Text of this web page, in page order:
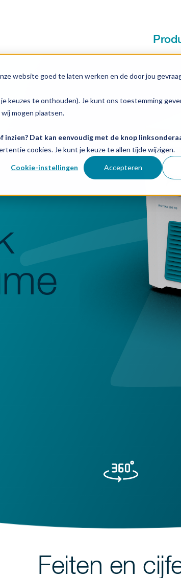
website goed te laten werken en de door jou
keuzes te onthouden). Je kunt ons toestemming
mogen plaatsen.
Dat kan eenvoudig met de knop
cookies. Je kunt je keuze te allen tijde wijzigen.
Cookie-instellingen Accepteren
Centrifuges
Feiten en